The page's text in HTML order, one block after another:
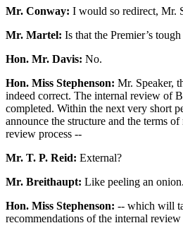
Mr. Conway: I would so redirect, Mr.
Mr. Martel: Is that the Premier’s
Hon. Mr. Davis: No.
Hon. Miss Stephenson: Mr. Speaker,
indeed correct. The internal review of
completed. Within the next very short
announce the structure and the terms
review process --
Mr. T. P. Reid: External?
Mr. Breithaupt: Like peeling an onion.
Hon. Miss Stephenson: -- which will
recommendations of the internal